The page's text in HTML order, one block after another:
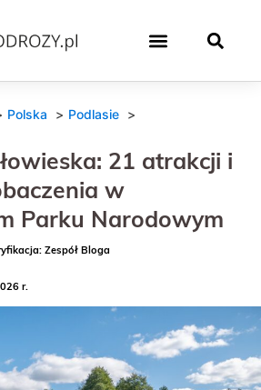
Polska Podlasie
21 atrakcji i
w
Parku Narodowym
Zespół Bloga
r.